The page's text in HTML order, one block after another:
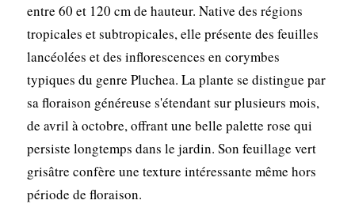
entre 60 et 120 cm de hauteur. Native des régions
tropicales et subtropicales, elle présente des feuilles
lancéolées et des inflorescences en corymbes
typiques du genre Pluchea. La plante se distingue par
sa floraison généreuse s'étendant sur plusieurs mois,
de avril à octobre, offrant une belle palette rose qui
persiste longtemps dans le jardin. Son feuillage vert
grisâtre confère une texture intéressante même hors
période de floraison.